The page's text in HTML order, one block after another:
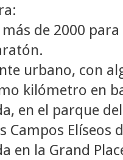
de 2000
urbano, con
kilómetro en
en el parque
Campos Elíseos
en la Grand